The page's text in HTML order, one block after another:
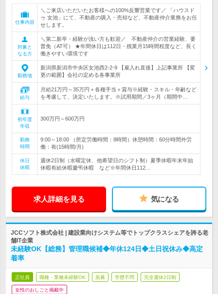
仕事内容
＼ご来店いただいたお客様への100%反響営業です／ 「ハウスド
ゥ 女池」にて、不動産の購入・売却など、不動産仲介業務をお任
せします。
対象と
なる方
＼第二新卒・経験が浅い方も歓迎／ 不動産仲介の営業経験、要
普免（AT可） ★年間休日は112日・残業月15時間程度など、長く
働きやすい環境です
勤務地
新潟県新潟市中央区女池西2-2-9 【雇入れ直後】上記事業所 【変
更の範囲】会社の定める各事業所
給与
月給21万円～35万円＋各種手当＋賞与※経験・スキル・年齢など
を考慮して、決定いたします。※試用期間／3ヶ月（期間中…
初年度
年収
300万円～600万円
勤務
時間
9:00～18:00 （所定労働時間：8時間）休憩時間：60分時間外労
働：有(15時間/月)
休日
休暇
週休2日制（水曜定休、他希望日のシフト制）夏季休暇年末年始
休暇有給休暇慶弔休暇 など※年間休日112…
求人詳細を見る 気になる
JCCソフト株式会社 | 建設業向けシステム等でトップクラスシェアを誇る老
舗IT企業
未経験OK【総務】管理職候補◆年休124日◆土日祝休み◆高定
着率
正社員 職種・業種未経験OK 急募 学歴不問 完全週休2日制
女性のおしごと掲載中